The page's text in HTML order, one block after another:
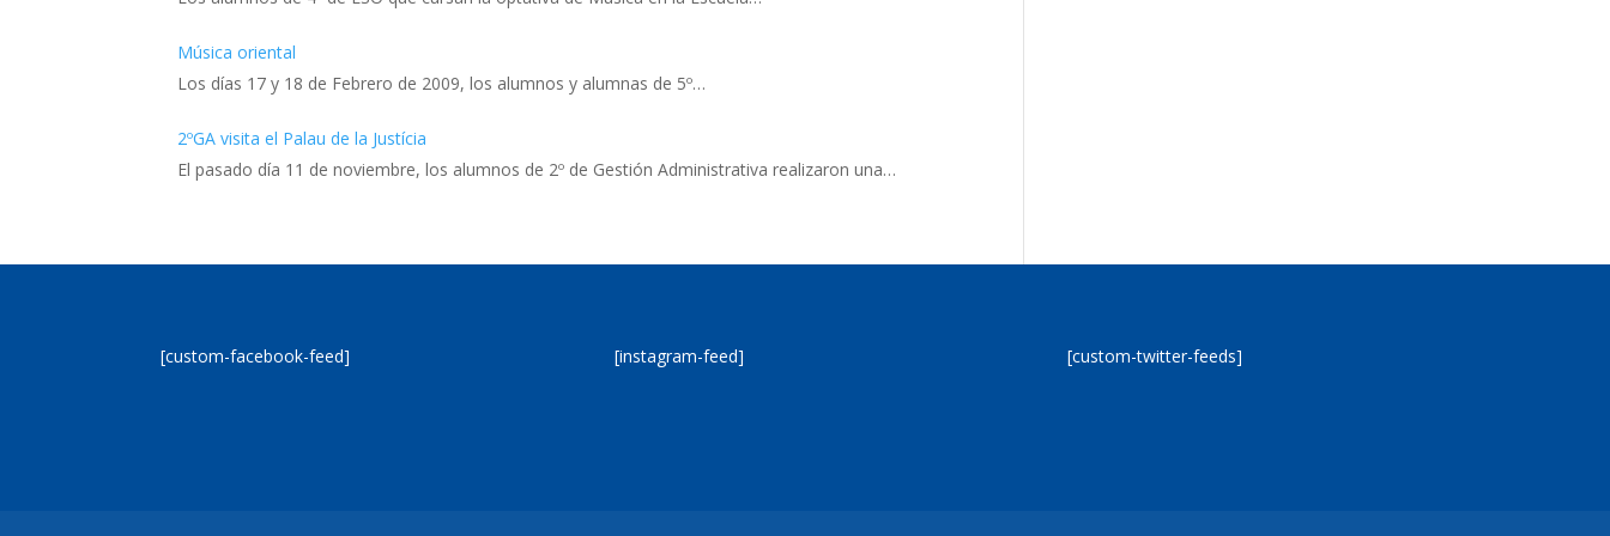
Música oriental
Los días 17 y 18 de Febrero de 2009, los alumnos y alumnas de 5º…
2ºGA visita el Palau de la Justícia
El pasado día 11 de noviembre, los alumnos de 2º de Gestión Administrativa realizaron una…
[custom-facebook-feed] [instagram-feed] [custom-twitter-feeds]